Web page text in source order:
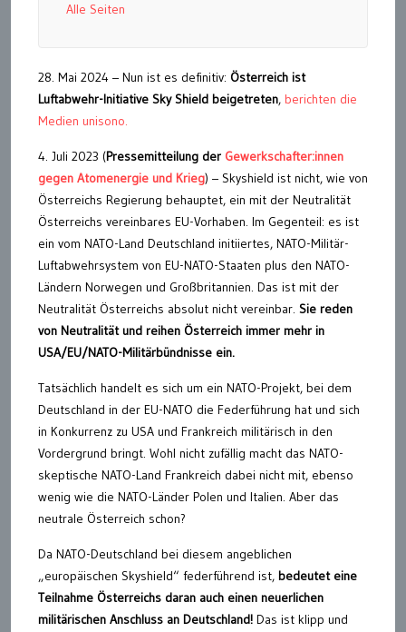
Alle Seiten
28. Mai 2024 – Nun ist es definitiv: Österreich ist
Luftabwehr-Initiative Sky Shield beigetreten, berichten die
Medien unisono.
4. Juli 2023 (Pressemitteilung der Gewerkschafter:innen
gegen Atomenergie und Krieg) – Skyshield ist nicht, wie von
Österreichs Regierung behauptet, ein mit der Neutralität
Österreichs vereinbares EU-Vorhaben. Im Gegenteil: es ist
ein vom NATO-Land Deutschland initiiertes, NATO-Militär-
Luftabwehrsystem von EU-NATO-Staaten plus den NATO-
Ländern Norwegen und Großbritannien. Das ist mit der
Neutralität Österreichs absolut nicht vereinbar. Sie reden
von Neutralität und reihen Österreich immer mehr in
USA/EU/NATO-Militärbündnisse ein.
Tatsächlich handelt es sich um ein NATO-Projekt, bei dem
Deutschland in der EU-NATO die Federführung hat und sich
in Konkurrenz zu USA und Frankreich militärisch in den
Vordergrund bringt. Wohl nicht zufällig macht das NATO-
skeptische NATO-Land Frankreich dabei nicht mit, ebenso
wenig wie die NATO-Länder Polen und Italien. Aber das
neutrale Österreich schon?
Da NATO-Deutschland bei diesem angeblichen
„europäischen Skyshield“ federführend ist, bedeutet eine
Teilnahme Österreichs daran auch einen neuerlichen
militärischen Anschluss an Deutschland! Das ist klipp und